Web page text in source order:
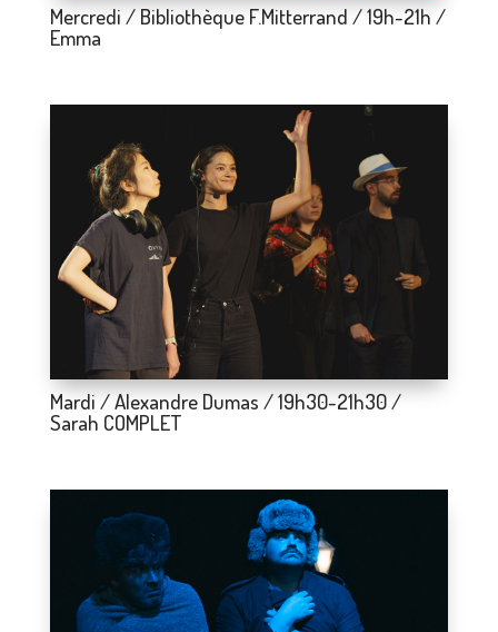
Mercredi / Bibliothèque F.Mitterrand / 19h-21h /
Emma
Mardi / Alexandre Dumas / 19h30-21h30 /
Sarah COMPLET